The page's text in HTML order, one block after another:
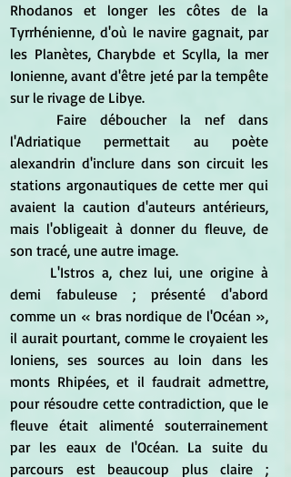
Rhodanos et longer les côtes de la
Tyrrhénienne, d'où le navire gagnait, par
les Planètes, Charybde et Scylla, la mer
Ionienne, avant d'être jeté par la tempête
sur le rivage de Libye.
l'Adriatique permettait au poète
alexandrin d'inclure dans son circuit les
stations argonautiques de cette mer qui
avaient la caution d'auteurs antérieurs,
mais l'obligeait à donner du fleuve, de
son tracé, une autre image.
demi fabuleuse ; présenté d'abord
comme un « bras nordique de l'Océan »,
il aurait pourtant, comme le croyaient les
Ioniens, ses sources au loin dans les
monts Rhipées, et il faudrait admettre,
pour résoudre cette contradiction, que le
fleuve était alimenté souterrainement
par les eaux de l'Océan. La suite du
parcours est beaucoup plus claire ;